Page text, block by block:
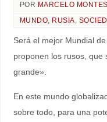
POR MARCELO MONTES
MUNDO, RUSIA,
Será el mejor Mundial
proponen los rusos, que
grande».
En este mundo
sobre todo, para una